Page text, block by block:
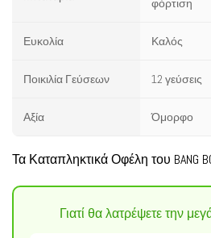
φόρτιση
Ευκολία Καλός
Ποικιλία Γεύσεων 12 γεύσεις
Αξία Όμορφο
Τα Καταπληκτικά Οφέλη του BANG
Γιατί θα λατρέψετε την